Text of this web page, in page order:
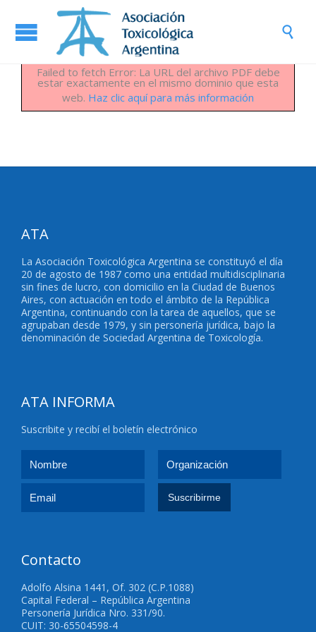

Failed to fetch Error: La URL del archivo PDF debe
estar exactamente en el mismo dominio que esta
web. Haz clic aquí para más información
ATA
La Asociación Toxicológica Argentina se constituyó el día
20 de agosto de 1987 como una entidad multidisciplinaria
sin fines de lucro, con domicilio en la Ciudad de Buenos
Aires, con actuación en todo el ámbito de la República
Argentina, continuando con la tarea de aquellos, que se
agrupaban desde 1979, y sin personería jurídica, bajo la
denominación de Sociedad Argentina de Toxicología.
ATA INFORMA
Suscribite y recibí el boletín electrónico
Contacto
Adolfo Alsina 1441, Of. 302 (C.P.1088)
Capital Federal – República Argentina
Personería Jurídica Nro. 331/90.
CUIT: 30-65504598-4